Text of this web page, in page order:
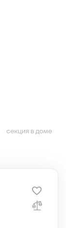
секция в доме